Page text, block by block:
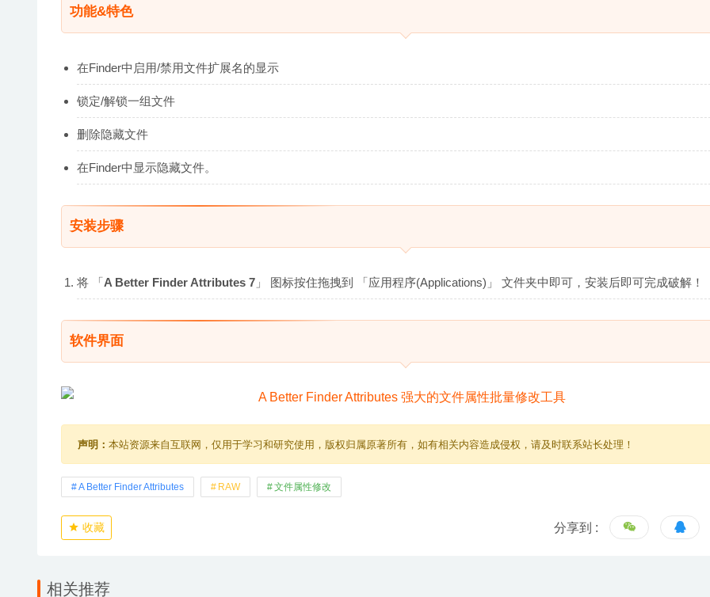
功能&特色
在Finder中启用/禁用文件扩展名的显示
锁定/解锁一组文件
删除隐藏文件
在Finder中显示隐藏文件。
安装步骤
将 「A Better Finder Attributes 7 」 图标按住拖拽到 「应用程序(Applications)」 文件夹中即可，安装后即可完成破解！
软件界面
声明： 本站资源来自互联网，仅用于学习和研究使用，版权归属原著所有，如有相关内容造成侵权，请及时联系站长处理！
A Better Finder Attributes RAW 文件属性修改
收藏 分享到 :
相关推荐